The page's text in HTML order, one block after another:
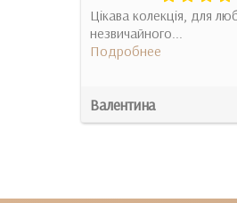
Цікава колекція, для
незвичайного...
Подробнее
Валентина